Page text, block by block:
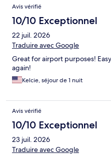
Avis vérifié
10/10 Exceptionnel
22 juil. 2026
Traduire avec Google
Great for airport purposes!
again!
Kelcie, séjour de 1 nuit
Avis vérifié
10/10 Exceptionnel
23 juil. 2026
Traduire avec Google